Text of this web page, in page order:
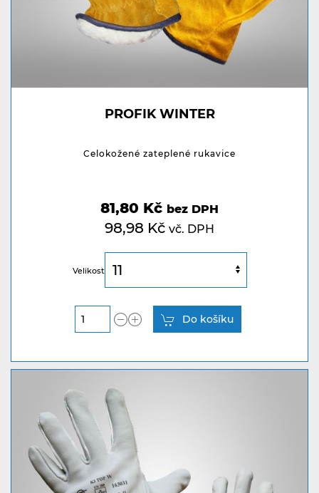
PROFIK WINTER
Celokožené zateplené rukavice
81,80 Kč bez DPH
98,98 Kč vč. DPH
Velikost
Do košíku